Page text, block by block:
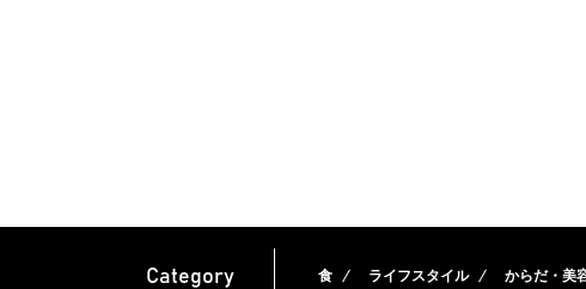
Category 食 ライフスタイル からだ・美